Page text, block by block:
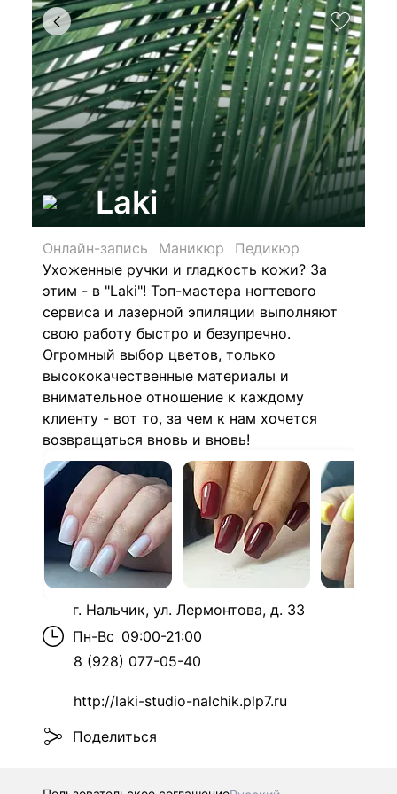
Laki
Онлайн-запись Маникюр
Педикюр
Ухоженные ручки и гладкость кожи? За
этим - в "Laki"! Топ-мастера ногтевого
сервиса и лазерной эпиляции выполняют
свою работу быстро и безупречно.
Огромный выбор цветов, только
высококачественные материалы и
внимательное отношение к каждому
клиенту - вот то, за чем к нам хочется
возвращаться вновь и вновь!
г. Нальчик, ул. Лермонтова, д. 33
Пн-Вс 09:00-21:00
8 (928) 077-05-40
http://laki-studio-nalchik.plp7.ru
Поделиться